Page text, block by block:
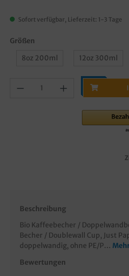
Sofort verfügbar, Lieferzeit: 1-3 Tage
Größen
8oz 200ml
12oz 300ml
Beschreibung
Bio Kaffeebecher /
Becher / Doublewall Cup, Just
doppelwandig, ohne PE/P…
Bewertungen